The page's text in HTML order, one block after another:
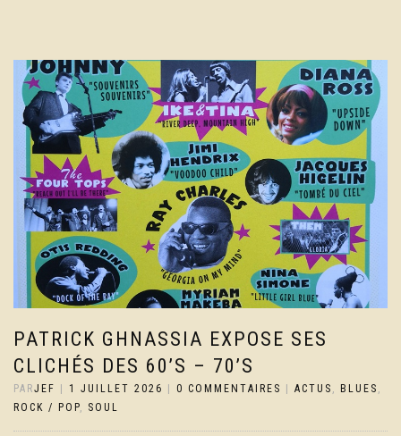
PATRICK GHNASSIA EXPOSE SES
CLICHÉS DES 60’S – 70’S
PARJEF 1 JUILLET 2026 0 COMMENTAIRES ACTUS , BLUES ,
ROCK / POP, SOUL